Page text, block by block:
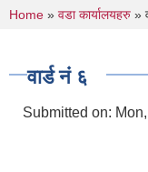
You are
Home » वडा कार्यालयहरु »
वार्ड नं ६
Submitted on: